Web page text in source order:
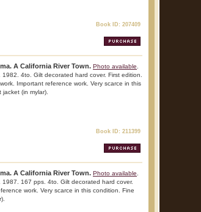
Book ID: 207409
A California River Town. Photo available
4to. Gilt decorated hard cover. First edition.
Important reference work. Very scarce in this
(in mylar).
Book ID: 211399
A California River Town. Photo available
1987. 167 pps. 4to. Gilt decorated hard cover.
work. Very scarce in this condition. Fine